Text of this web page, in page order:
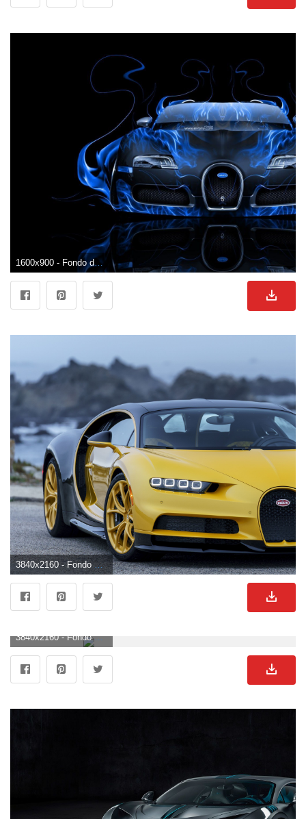
1600x900 - Fondo de pantalla de 1600x900. Imágen de Bugatti.
3840x2160 - Fondo de pantalla de 3840x2160. Fondo de pantalla 4K Ultra HD de Bugatti.
3840x2160 - Fondo de pantalla de 3840x2160. Fondo para computadora 4K Ultra HD de Bugatti.